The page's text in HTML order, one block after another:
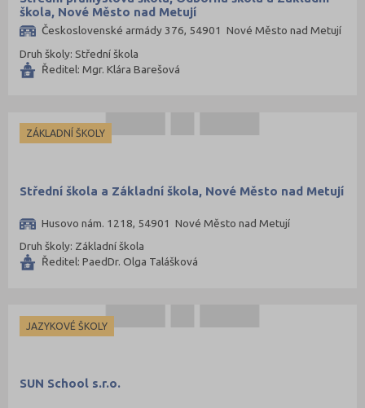
škola, Nové Město nad Metují
Československé armády 376, 54901 Nové Město nad Metují
Druh školy: Střední škola
Ředitel: Mgr. Klára Barešová
ZÁKLADNÍ ŠKOLY
Střední škola a Základní škola, Nové Město nad Metují
Husovo nám. 1218, 54901 Nové Město nad Metují
Druh školy: Základní škola
Ředitel: PaedDr. Olga Talášková
JAZYKOVÉ ŠKOLY
SUN School s.r.o.